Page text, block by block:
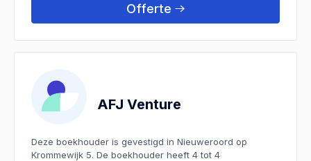
Offerte
AFJ Venture
Deze boekhouder is gevestigd in Nieuweroord op
Krommewijk 5. De boekhouder heeft 4 tot 4